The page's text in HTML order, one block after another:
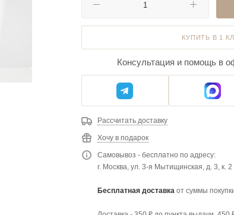
КУПИТЬ В 1
Консультация и помощь в
Рассчитать доставку
Хочу в подарок
Самовывоз - бесплатно по адресу:
г. Москва, ул. 3-я Мытищинская, д. 3, к. 2
Бесплатная доставкаот суммы